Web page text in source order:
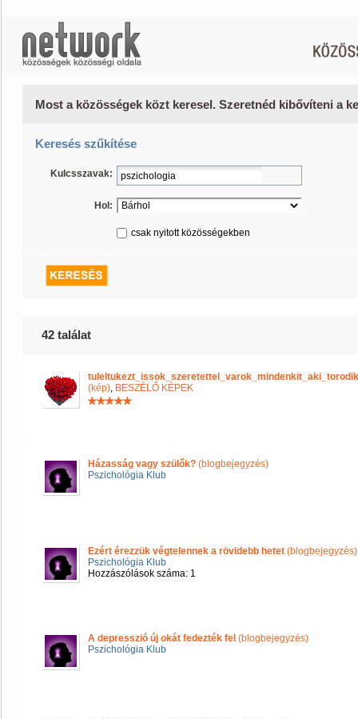
Most a közösségek közt keresel. Szeretnéd kibővíteni a
Keresés szűkítése
Kulcsszavak:
Hol:
csak nyitott közösségekben
42 találat
(kép), BESZÉLŐ KÉPEK
Házasság vagy szülők? (blogbejegyzés)
Pszichológia Klub
Ezért érezzük végtelennek a rövidebb hetet (blogbejegyzés)
Pszichológia Klub
Hozzászólások száma: 1
A depresszió új okát fedezték fel (blogbejegyzés)
Pszichológia Klub